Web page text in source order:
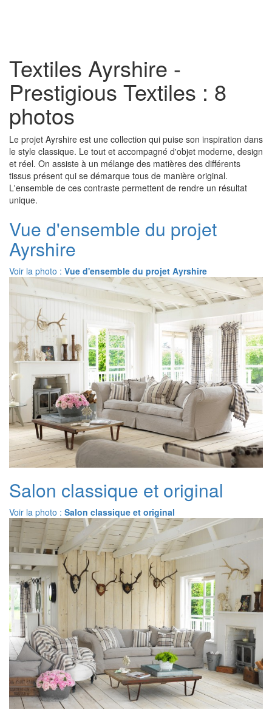
Textiles Ayrshire -
Prestigious Textiles : 8
photos
Le projet Ayrshire est une collection qui puise son inspiration dans
le style classique. Le tout et accompagné d'objet moderne, design
et réel. On assiste à un mélange des matières des différents
tissus présent qui se démarque tous de manière original.
L'ensemble de ces contraste permettent de rendre un résultat
unique.
Vue d'ensemble du projet
Ayrshire
Voir la photo : Vue d'ensemble du projet Ayrshire
Salon classique et original
Voir la photo : Salon classique et original